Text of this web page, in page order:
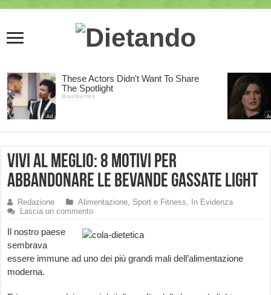
Vivi al meglio: 8 motivi per
abbandonare le bevande gassate light
Redazione Alimentazione, Sport e Fitness,
In Evidenza
Lascia un commento
Il nostro paese
sembrava
essere immune ad uno dei più grandi mali dell’alimentazione
moderna.